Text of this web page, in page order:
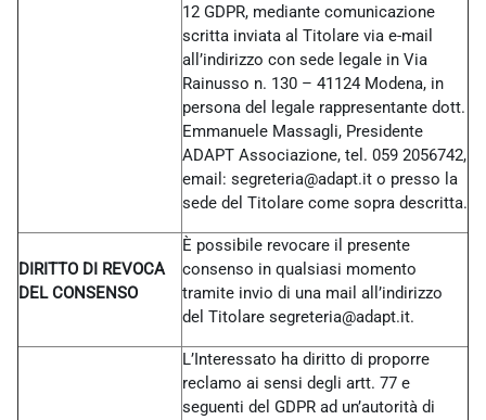
12 GDPR, mediante comunicazione
scritta inviata al Titolare via e-mail
all’indirizzo con sede legale in Via
Rainusso n. 130 – 41124 Modena, in
persona del legale rappresentante dott.
Emmanuele Massagli, Presidente
ADAPT Associazione, tel. 059 2056742,
email: segreteria@adapt.it o presso la
sede del Titolare come sopra descritta.
DIRITTO DI REVOCA
DEL CONSENSO
È possibile revocare il presente
consenso in qualsiasi momento
tramite invio di una mail all’indirizzo
del Titolare segreteria@adapt.it.
L’Interessato ha diritto di proporre
reclamo ai sensi degli artt. 77 e
seguenti del GDPR ad un’autorità di